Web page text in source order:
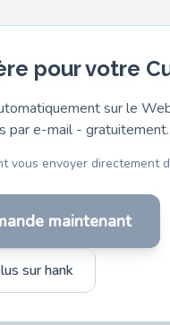
pour votre
sur le
par e-mail - gratuitement.
vous envoyer directement
maintenant
sur hank